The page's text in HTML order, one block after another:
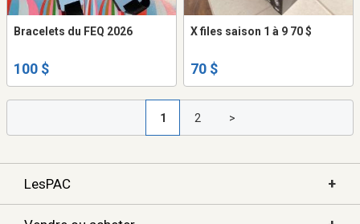
Bracelets du FEQ 2026
100 $
X files saison 1 à 9 70 $
70 $
1 2 >
LesPAC +